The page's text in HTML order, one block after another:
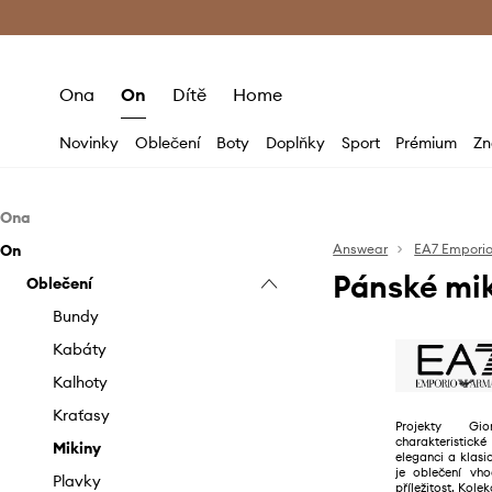
Doručení a
Ona On Dítě Home
Novinky Oblečení Boty Doplňky Sport Prémium
Ona
Bundy
Halenky a košile
Kabáty
Kalhoty a legíny
Mikiny
Plavky
Spodní prádlo
Boty
Kotníkové boty
Sandály a pantofle
Sněhule
Sneakers boty
Obuv na sport
Doplňky
Batohy
Čepice a klobouky
Kabelky
Kosmetické tašky
Obaly a pouzdra
On
Oblečení
Bundy
Kabáty
Kalhoty
Kraťasy
Mikiny
Plavky
Answear EA7
Pánské
Projekty
eleganci a
je oblečení
příležitost.